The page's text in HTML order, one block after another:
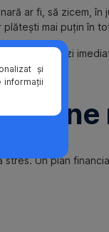
ar fi, să zicem, în
plătești mai puțin în
și vezi
Un plan
și
informații